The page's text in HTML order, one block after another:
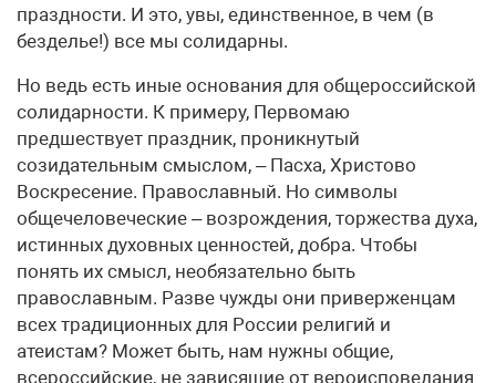
праздности. И это, увы, единственное, в чем (в
безделье!) все мы солидарны.
Но ведь есть иные основания для общероссийской
солидарности. К примеру, Первомаю
предшествует праздник, проникнутый
созидательным смыслом, – Пасха, Христово
Воскресение. Православный. Но символы
общечеловеческие – возрождения, торжества духа,
истинных духовных ценностей, добра. Чтобы
понять их смысл, необязательно быть
православным. Разве чужды они приверженцам
всех традиционных для России религий и
атеистам? Может быть, нам нужны общие,
всероссийские, не зависящие от вероисповедания